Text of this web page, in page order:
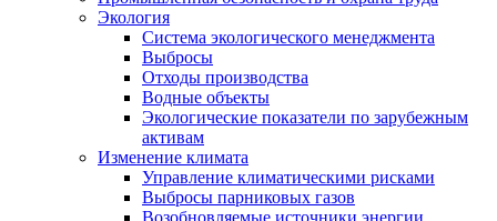
Экология
Система экологического менеджмента
Выбросы
Отходы производства
Водные объекты
Экологические показатели по зарубежным
активам
Изменение климата
Управление климатическими рисками
Выбросы парниковых газов
Возобновляемые источники энергии